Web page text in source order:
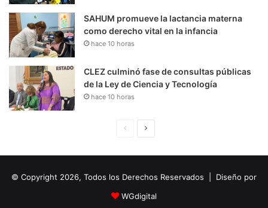
SAHUM promueve la lactancia materna
como derecho vital en la infancia
hace 10 horas
CLEZ culminó fase de consultas públicas
de la Ley de Ciencia y Tecnología
hace 10 horas
i
n
u
i
© Copyright 2026, Todos los Derechos Reservados | Diseño por
WGdigital